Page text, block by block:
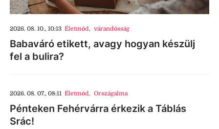
2026. 08. 10., 10:13 Életmód, várandósság
Babaváró etikett, avagy hogyan készülj
fel a bulira?
2026. 08. 07., 08:11 Életmód, Országalma
Pénteken Fehérvárra érkezik a Táblás
Srác!